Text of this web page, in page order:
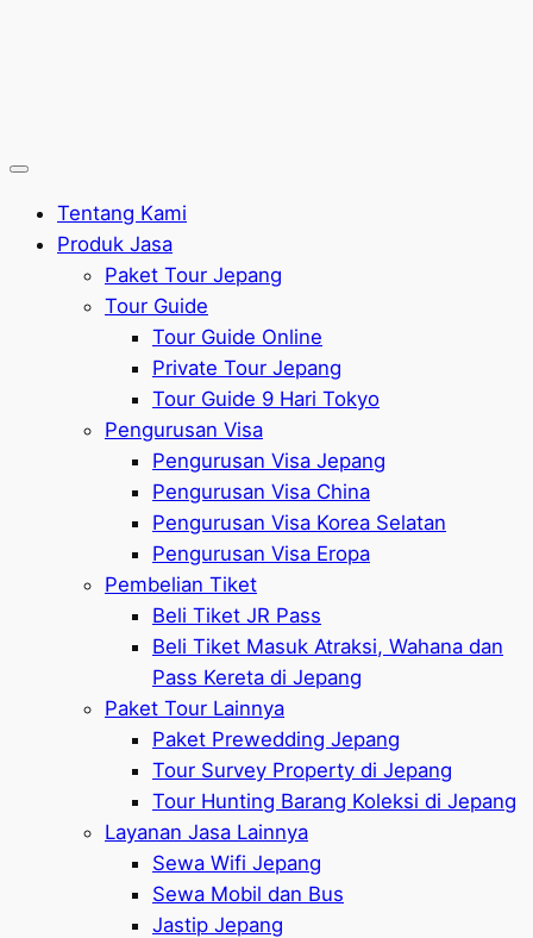
Tentang Kami
Produk Jasa
Paket Tour Jepang
Tour Guide
Tour Guide Online
Private Tour Jepang
Tour Guide 9 Hari Tokyo
Pengurusan Visa
Pengurusan Visa Jepang
Pengurusan Visa China
Pengurusan Visa Korea Selatan
Pengurusan Visa Eropa
Pembelian Tiket
Beli Tiket JR Pass
Beli Tiket Masuk Atraksi, Wahana dan
Pass Kereta di Jepang
Paket Tour Lainnya
Paket Prewedding Jepang
Tour Survey Property di Jepang
Tour Hunting Barang Koleksi di Jepang
Layanan Jasa Lainnya
Sewa Wifi Jepang
Sewa Mobil dan Bus
Jastip Jepang